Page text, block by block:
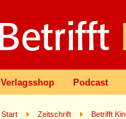
Verlagsshop Podcast
Start Zeitschrift Betrifft